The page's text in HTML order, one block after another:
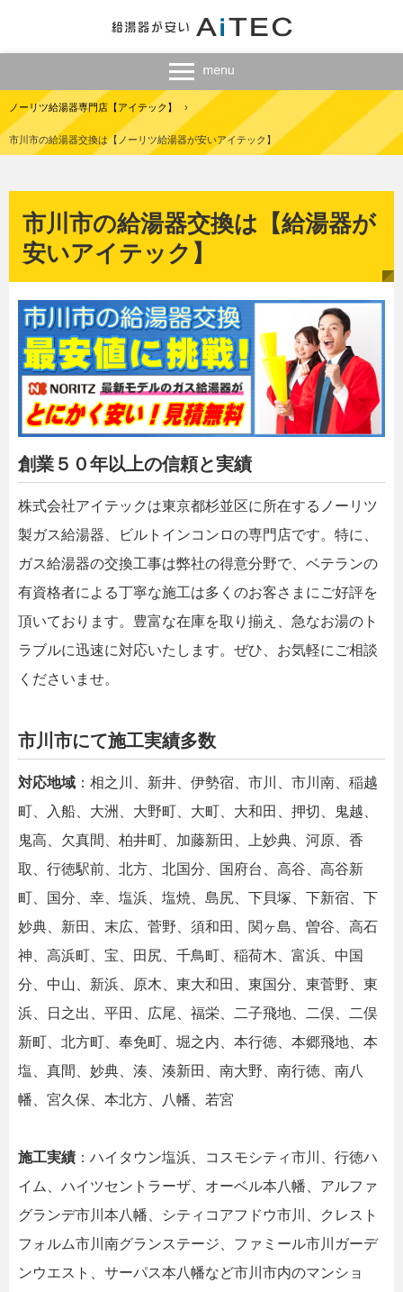
ノーリツ給湯器専門店【アイテック】 ›
市川市の給湯器交換は【ノーリツ給湯器が安いアイテック】
市川市の給湯器交換は【給湯器が
安いアイテック】
創業５０年以上の信頼と実績
株式会社アイテックは東京都杉並区に所在するノーリツ
製ガス給湯器、ビルトインコンロの専門店です。特に、
ガス給湯器の交換工事は弊社の得意分野で、ベテランの
有資格者による丁寧な施工は多くのお客さまにご好評を
頂いております。豊富な在庫を取り揃え、急なお湯のト
ラブルに迅速に対応いたします。ぜひ、お気軽にご相談
くださいませ。
市川市にて施工実績多数
対応地域 ：相之川、新井、伊勢宿、市川、市川南、稲越
町、入船、大洲、大野町、大町、大和田、押切、鬼越、
鬼高、欠真間、柏井町、加藤新田、上妙典、河原、香
取、行徳駅前、北方、北国分、国府台、高谷、高谷新
町、国分、幸、塩浜、塩焼、島尻、下貝塚、下新宿、下
妙典、新田、末広、菅野、須和田、関ヶ島、曽谷、高石
神、高浜町、宝、田尻、千鳥町、稲荷木、富浜、中国
分、中山、新浜、原木、東大和田、東国分、東菅野、東
浜、日之出、平田、広尾、福栄、二子飛地、二俣、二俣
新町、北方町、奉免町、堀之内、本行徳、本郷飛地、本
塩、真間、妙典、湊、湊新田、南大野、南行徳、南八
幡、宮久保、本北方、八幡、若宮
施工実績 ：ハイタウン塩浜、コスモシティ市川、行徳ハ
イム、ハイツセントラーザ、オーベル本八幡、アルファ
グランデ市川本八幡、シティコアフドウ市川、クレスト
フォルム市川南グランステージ、ファミール市川ガーデ
ンウエスト、サーパス本八幡など市川市内のマンショ